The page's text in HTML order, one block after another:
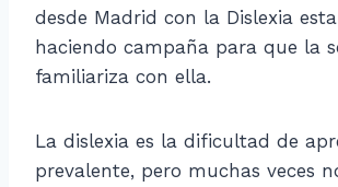
desde Madrid con la Dislexia
haciendo campaña para que la
familiariza con ella.
La dislexia es la dificultad de
prevalente, pero muchas veces